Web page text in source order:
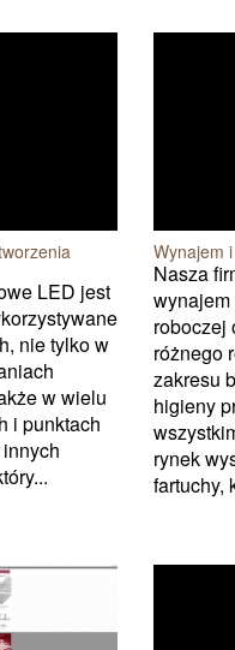
LED jest
nie tylko w
w wielu
i punktach
Wynajem
Nasza
roboczej
różnego
zakresu
higieny
rynek
fartuchy,